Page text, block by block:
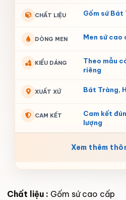
CHẤT LIỆU Gốm sứ Bát
DÒNG MEN Men sứ cao
KIỂU DÁNG
Theo mẫu
riêng
XUẤT XỨ Bát Tràng,
CAM KẾT
Cam kết
lượng
Xem thêm
Chất liệu : Gốm sứ cao cấp